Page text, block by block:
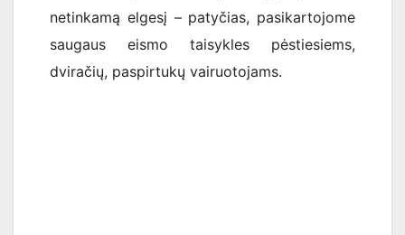
netinkamą elgesį – patyčias, pasikartojome
saugaus eismo taisykles pėstiesiems,
dviračių, paspirtukų vairuotojams.